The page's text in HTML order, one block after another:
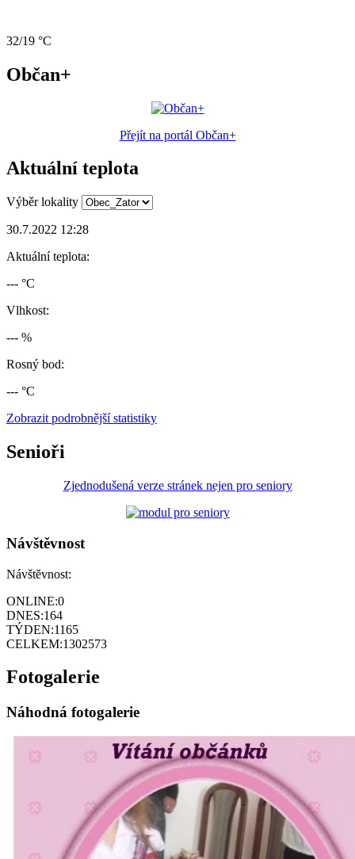
32/19 °C
Občan+
Přejít na portál Občan+
Aktuální teplota
Výběr lokality
30.7.2022 12:28
Aktuální teplota:
--- °C
Vlhkost:
--- %
Rosný bod:
--- °C
Zobrazit podrobnější statistiky
Senioři
Zjednodušená verze stránek nejen pro seniory
Návštěvnost
Návštěvnost:
ONLINE:0
DNES:164
TÝDEN:1165
CELKEM:1302573
Fotogalerie
Náhodná fotogalerie